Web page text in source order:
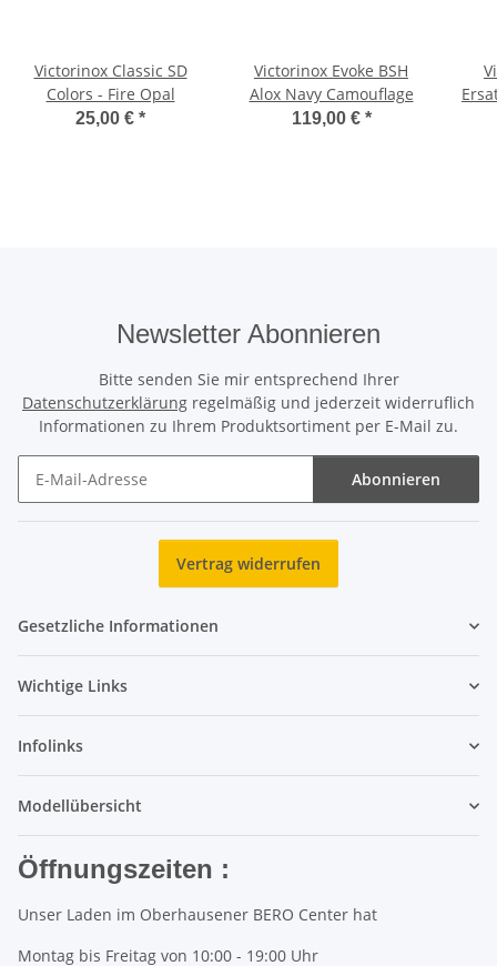
Victorinox Classic SD
Colors - Fire Opal
25,00 € *
Victorinox Evoke BSH
Alox Navy Camouflage
119,00 € *
Newsletter Abonnieren
Bitte senden Sie mir entsprechend Ihrer
Datenschutzerklärung regelmäßig und jederzeit widerruflich
Informationen zu Ihrem Produktsortiment per E-Mail zu.
Abonnieren
Vertrag widerrufen
Gesetzliche Informationen
Wichtige Links
Infolinks
Modellübersicht
Öffnungszeiten :
Unser Laden im Oberhausener BERO Center hat
Montag bis Freitag von 10:00 - 19:00 Uhr